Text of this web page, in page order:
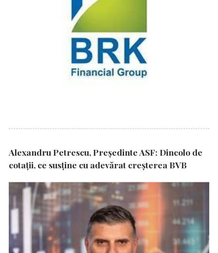
Alexandru Petrescu, Președinte ASF: Dincolo de
cotații, ce susține cu adevărat creșterea BVB